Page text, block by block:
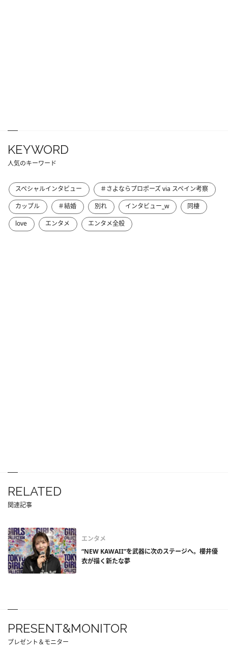
KEYWORD
人気のキーワード
スペシャルインタビュー
＃さよならプロポーズ via スペイン考察
カップル
＃結婚 別れ インタビュー_w
同棲
love
エンタメ エンタメ全般
RELATED
関連記事
エンタメ
“NEW KAWAII”を武器に次のステージへ。櫻井優
衣が描く新たな夢
PRESENT&MONITOR
プレゼント＆モニター